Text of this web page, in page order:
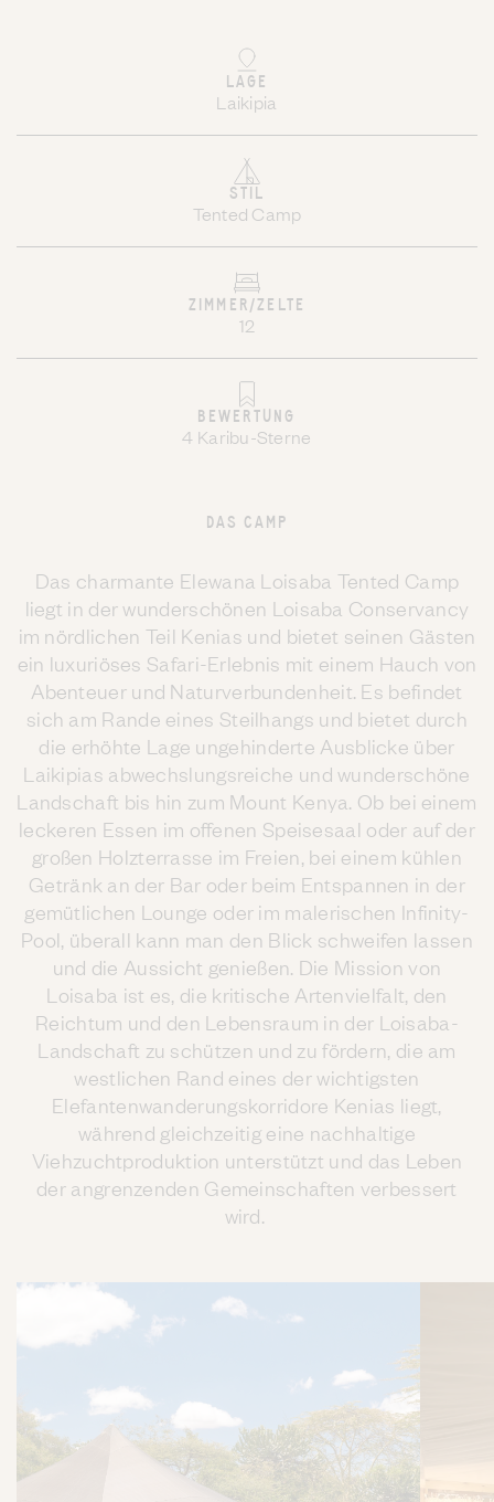
LAGE
Laikipia
STIL
Tented Camp
ZIMMER/ZELTE
12
BEWERTUNG
4 Karibu-Sterne
DAS CAMP
Das charmante Elewana Loisaba Tented Camp
liegt in der wunderschönen Loisaba Conservancy
im nördlichen Teil Kenias und bietet seinen Gästen
ein luxuriöses Safari-Erlebnis mit einem Hauch von
Abenteuer und Naturverbundenheit. Es befindet
sich am Rande eines Steilhangs und bietet durch
die erhöhte Lage ungehinderte Ausblicke über
Laikipias abwechslungsreiche und wunderschöne
Landschaft bis hin zum Mount Kenya. Ob bei einem
leckeren Essen im offenen Speisesaal oder auf der
großen Holzterrasse im Freien, bei einem kühlen
Getränk an der Bar oder beim Entspannen in der
gemütlichen Lounge oder im malerischen Infinity-
Pool, überall kann man den Blick schweifen lassen
und die Aussicht genießen. Die Mission von
Loisaba ist es, die kritische Artenvielfalt, den
Reichtum und den Lebensraum in der Loisaba-
Landschaft zu schützen und zu fördern, die am
westlichen Rand eines der wichtigsten
Elefantenwanderungskorridore Kenias liegt,
während gleichzeitig eine nachhaltige
Viehzuchtproduktion unterstützt und das Leben
der angrenzenden Gemeinschaften verbessert
wird.